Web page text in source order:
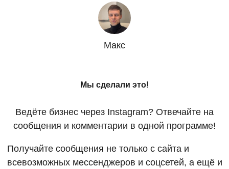
Макс
Мы сделали это!
Ведёте бизнес через Instagram? Отвечайте на
сообщения и комментарии в одной программе!
Получайте сообщения не только с сайта и
всевозможных мессенджеров и соцсетей, а ещё и